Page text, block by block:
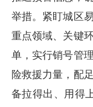
举措。紧盯城区
重点领域、关键
单，实行销号管
险救援力量，配
备拉得出、用得